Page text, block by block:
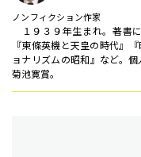
ノンフィクション作家
１９３９年生まれ。著書
『東條英機と天皇の時代』
ョナリズムの昭和』など。
菊池寛賞。